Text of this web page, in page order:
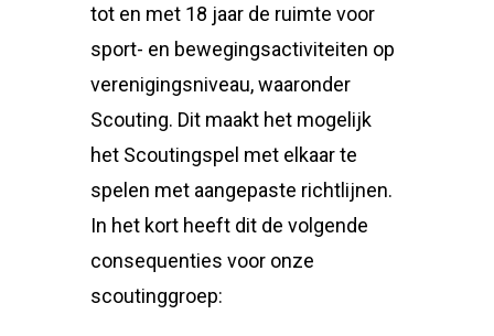
tot en met 18 jaar de ruimte voor
sport- en bewegingsactiviteiten op
verenigingsniveau, waaronder
Scouting. Dit maakt het mogelijk
het Scoutingspel met elkaar te
spelen met aangepaste richtlijnen.
In het kort heeft dit de volgende
consequenties voor onze
scoutinggroep: